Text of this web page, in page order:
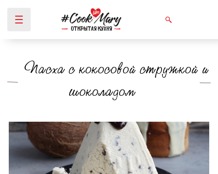
Вы здесь
Пасха с кокосовой стружкой и
шоколадом